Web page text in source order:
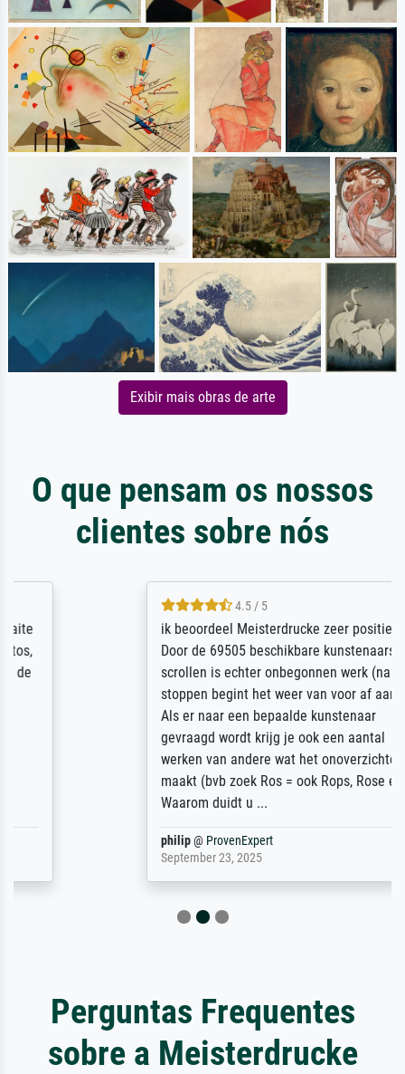
Exibir mais obras de arte
O que pensam os nossos
clientes sobre nós
4.5 / 5
ik beoordeel Meisterdrucke zeer positief.
Door de 69505 beschikbare kunstenaars
scrollen is echter onbegonnen werk (na
stoppen begint het weer van voor af aan).
Als er naar een bepaalde kunstenaar
gevraagd wordt krijg je ook een aantal
werken van andere wat het onoverzichtelijk
maakt (bvb zoek Ros = ook Rops, Rose etc).
Waarom duidt u ...
ProvenExpert
September 23, 2025
Perguntas Frequentes
sobre a Meisterdrucke